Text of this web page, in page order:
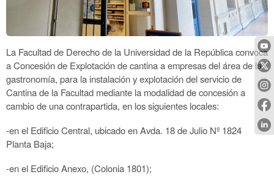
La Facultad de Derecho de la Universidad de la República convoca
a Concesión de Explotación de cantina a empresas del área de la
gastronomía, para la instalación y explotación del servicio de
Cantina de la Facultad mediante la modalidad de concesión a
cambio de una contrapartida, en los siguientes locales:
-en el Edificio Central, ubicado en Avda. 18 de Julio Nº 1824
Planta Baja;
-en el Edificio Anexo, (Colonia 1801);